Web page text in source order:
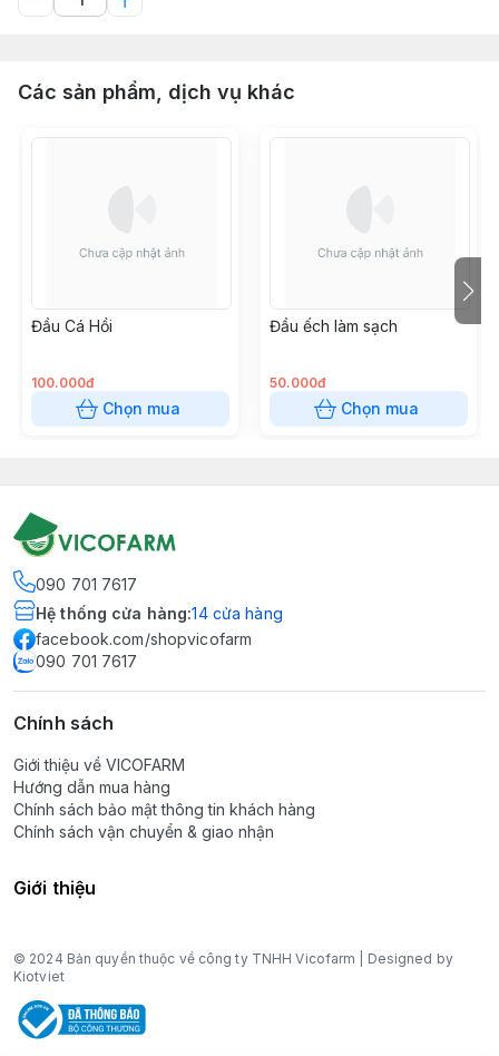
Các sản phẩm, dịch vụ khác
Đầu Cá Hồi
100.000đ
Chọn mua
Đầu ếch làm sạch
50.000đ
Chọn mua
090 701 7617
Hệ thống cửa hàng:14 cửa hàng
facebook.com/shopvicofarm
090 701 7617
Chính sách
Giới thiệu về VICOFARM
Hướng dẫn mua hàng
Chính sách bảo mật thông tin khách hàng
Chính sách vận chuyển & giao nhận
Giới thiệu
© 2024 Bản quyền thuộc về công ty TNHH Vicofarm | Designed by
Kiotviet